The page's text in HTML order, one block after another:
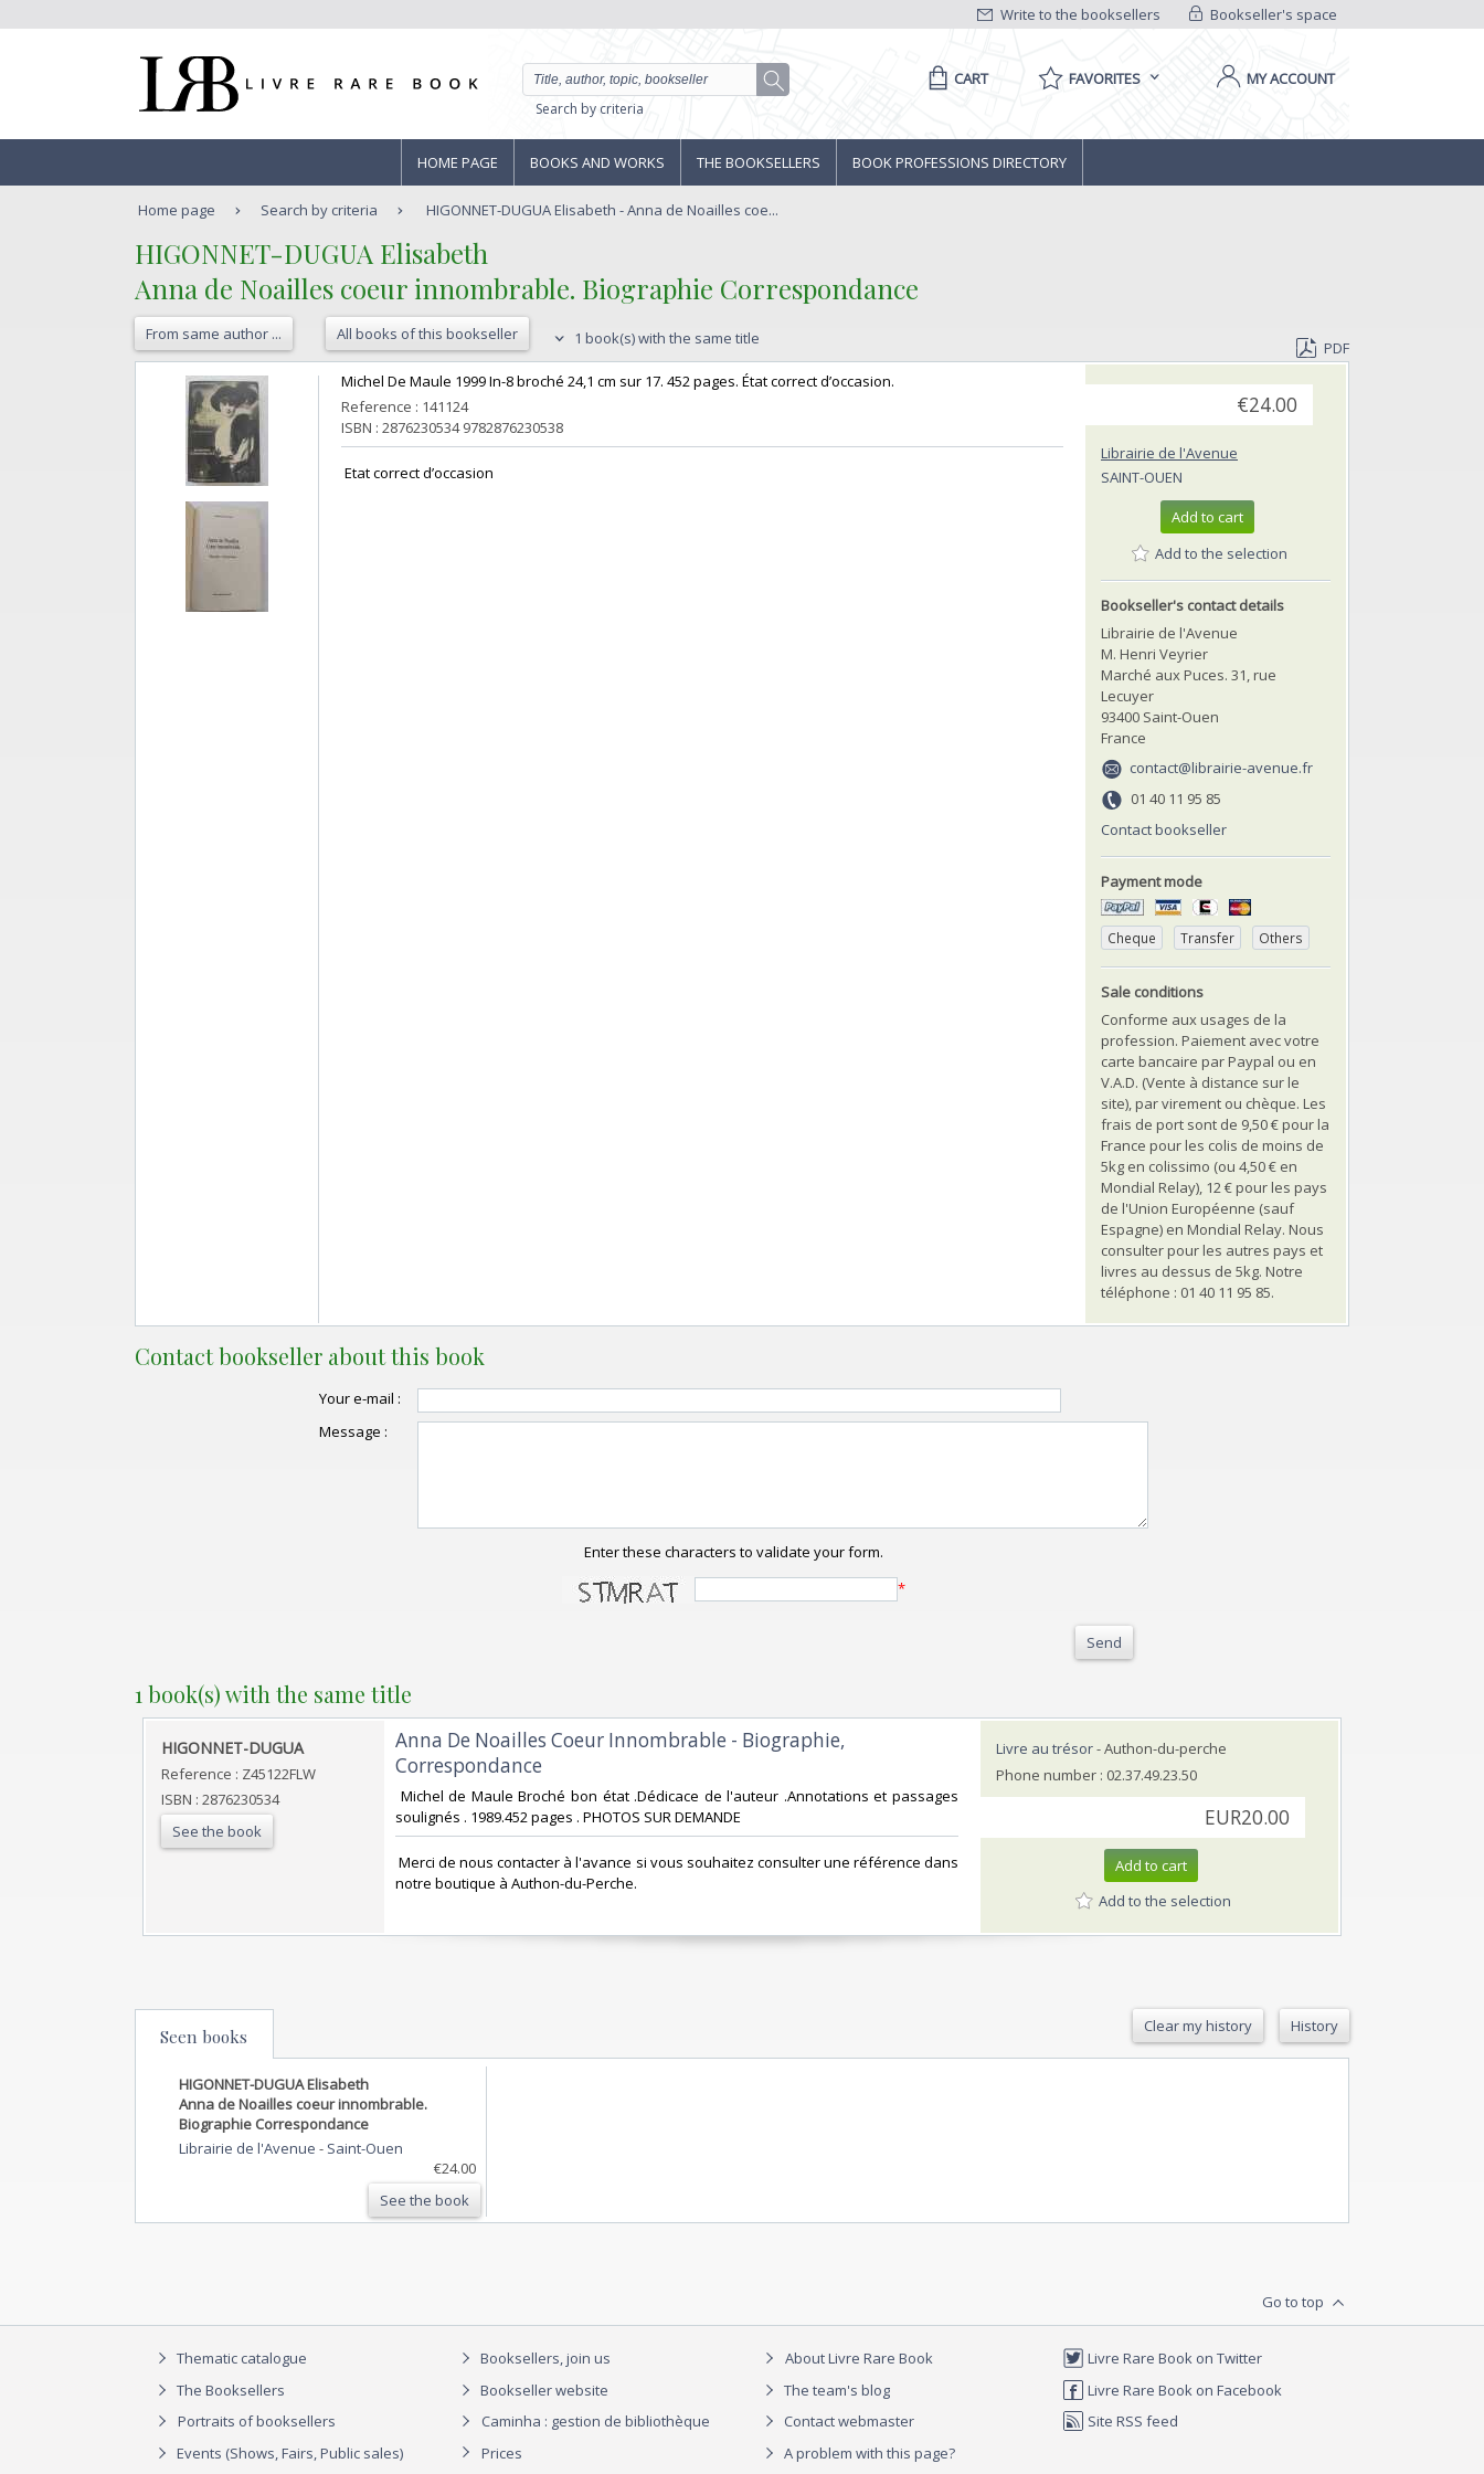
Bookseller's space
Write to the booksellers
Search by criteria
CART FAVORITES MY ACCOUNT
HOME PAGE BOOKS AND WORKS THE BOOKSELLERS BOOK PROFESSIONS DIRECTORY
Home page Search by criteria HIGONNET-DUGUA Elisabeth - Anna de Noailles coe...
‎HIGONNET-DUGUA Elisabeth‎
‎Anna de Noailles coeur innombrable. Biographie Correspondance‎
From same author ... All books of this bookseller 1 book(s) with the same title
PDF
‎Michel De Maule 1999 In-8 broché 24,1 cm sur 17. 452 pages. État correct d’occasion.‎
Reference : 141124
ISBN : 2876230534 9782876230538
‎ Etat correct d’occasion ‎
€24.00
Librairie de l'Avenue
SAINT-OUEN
Add to cart
Add to the selection
Bookseller's contact details
Librairie de l'Avenue
M. Henri Veyrier
Marché aux Puces. 31, rue
Lecuyer
93400 Saint-Ouen
France
contact@librairie-avenue.fr
01 40 11 95 85
Contact bookseller
Payment mode
Cheque Transfer Others
Sale conditions
Conforme aux usages de la
profession. Paiement avec votre
carte bancaire par Paypal ou en
V.A.D. (Vente à distance sur le
site), par virement ou chèque. Les
frais de port sont de 9,50 € pour la
France pour les colis de moins de
5kg en colissimo (ou 4,50 € en
Mondial Relay), 12 € pour les pays
de l'Union Européenne (sauf
Espagne) en Mondial Relay. Nous
consulter pour les autres pays et
livres au dessus de 5kg. Notre
téléphone : 01 40 11 95 85.
Contact bookseller about this book
Your e-mail :
Message :
Enter these characters to validate your form.
*
Send
1 book(s) with the same title
‎HIGONNET-DUGUA ‎
Reference : Z45122FLW
ISBN : 2876230534
See the book
‎Anna De Noailles Coeur Innombrable - Biographie,
Correspondance‎
‎ Michel de Maule Broché bon état .Dédicace de l'auteur .Annotations et passages
soulignés . 1989.452 pages . PHOTOS SUR DEMANDE ‎
‎ Merci de nous contacter à l'avance si vous souhaitez consulter une référence dans
notre boutique à Authon-du-Perche.‎
Livre au trésor- Authon-du-perche
Phone number : 02.37.49.23.50
EUR20.00
Add to cart
Add to the selection
Seen books Clear my history History
HIGONNET-DUGUA Elisabeth
Anna de Noailles coeur innombrable.
Biographie Correspondance
Librairie de l'Avenue - Saint-Ouen
€24.00
See the book
Go to top
Thematic catalogue
The Booksellers
Portraits of booksellers
Events (Shows, Fairs, Public sales)
Booksellers, join us
Bookseller website
Caminha : gestion de bibliothèque
Prices
About Livre Rare Book
The team's blog
Contact webmaster
A problem with this page?
Livre Rare Book on Twitter
Livre Rare Book on Facebook
Site RSS feed